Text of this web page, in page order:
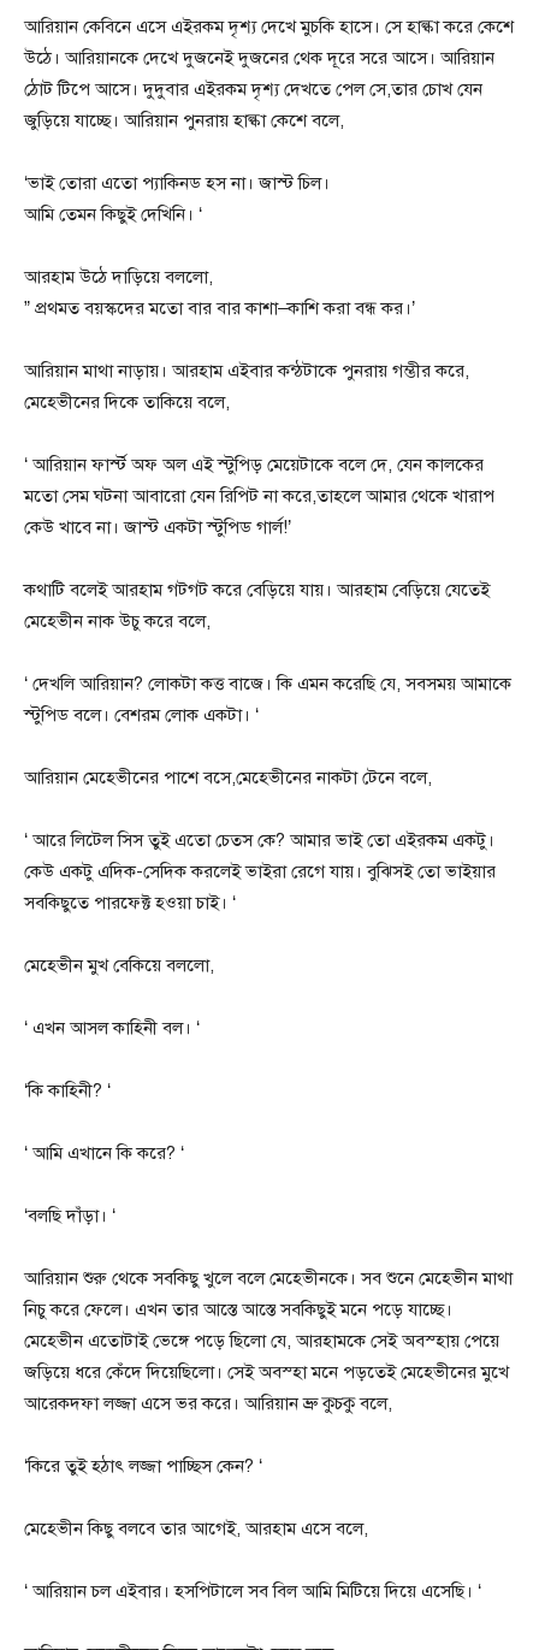
আরিয়ান কেবিনে এসে এইরকম দৃশ্য দেখে মুচকি হাসে। সে হাল্কা করে কেশে
উঠে। আরিয়ানকে দেখে দুজনেই দুজনের থেক দূরে সরে আসে। আরিয়ান
ঠোট টিপে আসে। দুদুবার এইরকম দৃশ্য দেখতে পেল সে,তার চোখ যেন
জুড়িয়ে যাচ্ছে। আরিয়ান পুনরায় হাল্কা কেশে বলে,
‘ভাই তোরা এতো প্যাকিনড হস না। জাস্ট চিল।
আমি তেমন কিছুই দেখিনি। ‘
আরহাম উঠে দাড়িয়ে বললো,
” প্রথমত বয়স্কদের মতো বার বার কাশা–কাশি করা বন্ধ কর।’
আরিয়ান মাথা নাড়ায়। আরহাম এইবার কন্ঠটাকে পুনরায় গম্ভীর করে,
মেহেভীনের দিকে তাকিয়ে বলে,
‘ আরিয়ান ফার্স্ট অফ অল এই স্টুপিড় মেয়েটাকে বলে দে, যেন কালকের
মতো সেম ঘটনা আবারো যেন রিপিট না করে,তাহলে আমার থেকে খারাপ
কেউ খাবে না। জাস্ট একটা স্টুপিড গার্ল!’
কথাটি বলেই আরহাম গটগট করে বেড়িয়ে যায়। আরহাম বেড়িয়ে যেতেই
মেহেভীন নাক উচু করে বলে,
‘ দেখলি আরিয়ান? লোকটা কত্ত বাজে। কি এমন করেছি যে, সবসময় আমাকে
স্টুপিড বলে। বেশরম লোক একটা। ‘
আরিয়ান মেহেভীনের পাশে বসে,মেহেভীনের নাকটা টেনে বলে,
‘ আরে লিটেল সিস তুই এতো চেতস কে? আমার ভাই তো এইরকম একটু।
কেউ একটু এদিক-সেদিক করলেই ভাইরা রেগে যায়। বুঝিসই তো ভাইয়ার
সবকিছুতে পারফেক্ট হওয়া চাই। ‘
মেহেভীন মুখ বেকিয়ে বললো,
‘ এখন আসল কাহিনী বল। ‘
‘কি কাহিনী? ‘
‘ আমি এখানে কি করে? ‘
‘বলছি দাঁড়া। ‘
আরিয়ান শুরু থেকে সবকিছু খুলে বলে মেহেভীনকে। সব শুনে মেহেভীন মাথা
নিচু করে ফেলে। এখন তার আস্তে আস্তে সবকিছুই মনে পড়ে যাচ্ছে।
মেহেভীন এতোটাই ভেঙ্গে পড়ে ছিলো যে, আরহামকে সেই অবস্হায় পেয়ে
জড়িয়ে ধরে কেঁদে দিয়েছিলো। সেই অবস্হা মনে পড়তেই মেহেভীনের মুখে
আরেকদফা লজ্জা এসে ভর করে। আরিয়ান ভ্রু কুচকু বলে,
‘কিরে তুই হঠাৎ লজ্জা পাচ্ছিস কেন? ‘
মেহেভীন কিছু বলবে তার আগেই, আরহাম এসে বলে,
‘ আরিয়ান চল এইবার। হসপিটালে সব বিল আমি মিটিয়ে দিয়ে এসেছি। ‘